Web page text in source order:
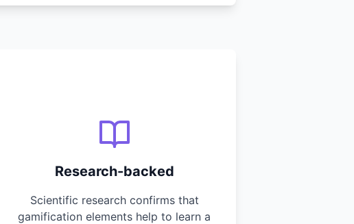
Research-backed
Scientific research confirms that
gamification elements help to learn a